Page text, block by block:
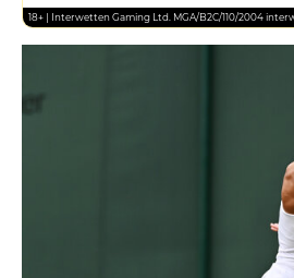
18+ | Interwetten Gaming Ltd. MGA/B2C/110/2004